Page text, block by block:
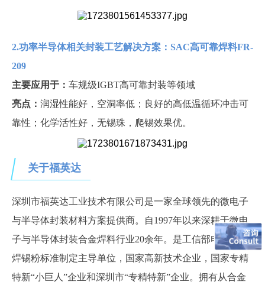
2.功率半导体相关封装工艺解决方案：SAC高可靠焊料FR-
209
主要应用于： 车规级IGBT高可靠封装等领域
亮点： 润湿性能好，空洞率低；良好的高低温循环冲击可
靠性；化学活性好，无锡珠，爬锡效果优。
关于福英达
深圳市福英达工业技术有限公司是一家全球领先的微电子
与半导体封装材料方案提供商。自1997年以来深耕于微电
子与半导体封装合金焊料行业20余年。是工信部电子行业
焊锡粉标准制定主导单位，国家高新技术企业，国家专精
特新“小巨人”企业和深圳市“专精特新”企业。拥有从合金